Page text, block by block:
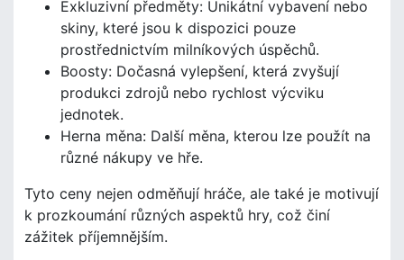
Exkluzivní předměty: Unikátní vybavení nebo
skiny, které jsou k dispozici pouze
prostřednictvím milníkových úspěchů.
Boosty: Dočasná vylepšení, která zvyšují
produkci zdrojů nebo rychlost výcviku
jednotek.
Herna měna: Další měna, kterou lze použít na
různé nákupy ve hře.
Tyto ceny nejen odměňují hráče, ale také je motivují
k prozkoumání různých aspektů hry, což činí
zážitek příjemnějším.